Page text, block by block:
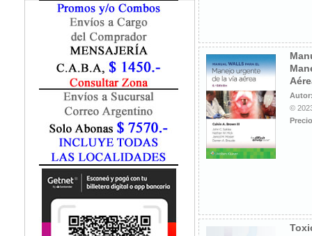
Farmacia / Farmacología
Fisiatría / Kinesiología
Fisiología / Fisiopatología
Fonoaudiología
Gastroenterología
Geriatría
Ginecología / Obstetricia
Hematología
Histología
Homeopatía
Infectología
Inmunología
©